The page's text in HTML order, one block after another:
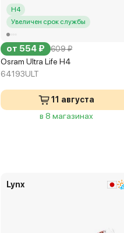
H4
Увеличен срок службы
от 554 ₽ 609 ₽
Osram Ultra Life H4
64193ULT
11 августа
в 8 магазинах
Lynx